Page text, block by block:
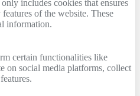
includes cookies that ensures
of the website. These
information.
certain functionalities like
on social media platforms, collect